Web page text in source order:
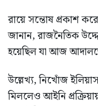
রায়ে সন্তোষ প্রকাশ
জানান, রাজনৈতিক
হয়েছিল যা আজ
উল্লেখ্য, নিখোঁজ
মিললেও আইনি